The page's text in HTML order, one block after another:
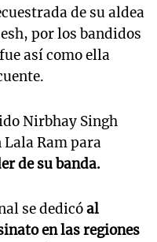
de su aldea
por los bandidos
así como ella
Nirbhay Singh
Ram para
de su banda.
se dedicóal
en las regiones